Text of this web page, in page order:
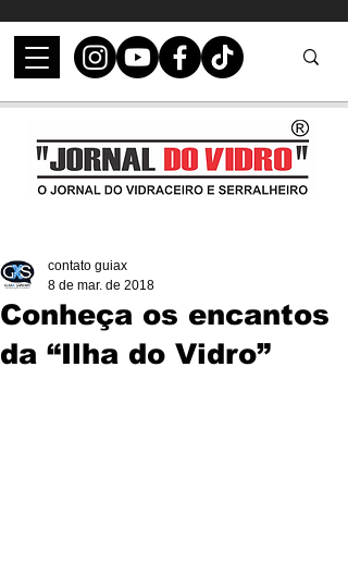
Conheça os encantos
da “Ilha do Vidro”
contato guiax
8 de mar. de 2018